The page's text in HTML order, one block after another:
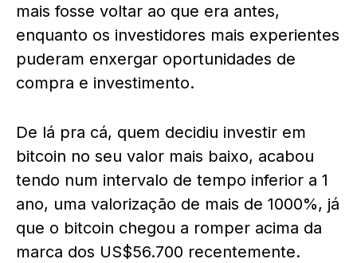
mais fosse voltar ao que era antes,
enquanto os investidores mais experientes
puderam enxergar oportunidades de
compra e investimento.
De lá pra cá, quem decidiu investir em
bitcoin no seu valor mais baixo, acabou
tendo num intervalo de tempo inferior a 1
ano, uma valorização de mais de 1000%, já
que o bitcoin chegou a romper acima da
marca dos US$56.700 recentemente.